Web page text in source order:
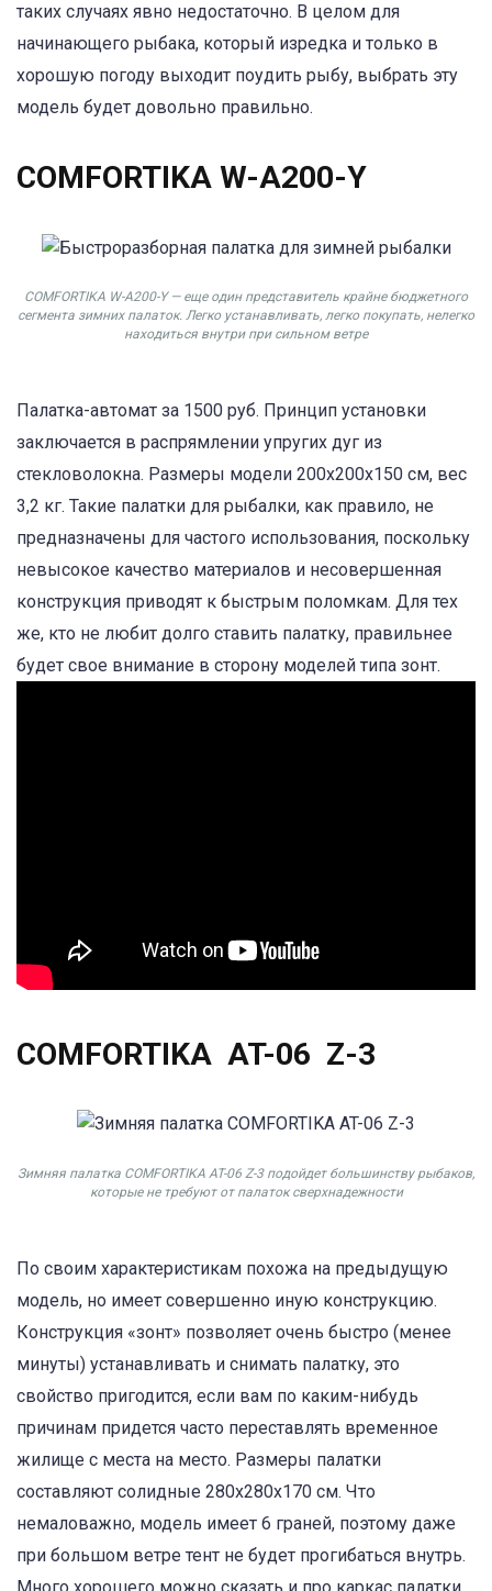
таких случаях явно недостаточно. В целом для
начинающего рыбака, который изредка и только в
хорошую погоду выходит поудить рыбу, выбрать эту
модель будет довольно правильно.
COMFORTIKA W-A200-Y
COMFORTIKA W-A200-Y — еще один представитель крайне бюджетного
сегмента зимних палаток. Легко устанавливать, легко покупать, нелегко
находиться внутри при сильном ветре
Палатка-автомат за 1500 руб. Принцип установки
заключается в распрямлении упругих дуг из
стекловолокна. Размеры модели 200х200х150 см, вес
3,2 кг. Такие палатки для рыбалки, как правило, не
предназначены для частого использования, поскольку
невысокое качество материалов и несовершенная
конструкция приводят к быстрым поломкам. Для тех
же, кто не любит долго ставить палатку, правильнее
будет свое внимание в сторону моделей типа зонт.
COMFORTIKA AT-06 Z-3
Зимняя палатка COMFORTIKA AT-06 Z-3 подойдет большинству рыбаков,
которые не требуют от палаток сверхнадежности
По своим характеристикам похожа на предыдущую
модель, но имеет совершенно иную конструкцию.
Конструкция «зонт» позволяет очень быстро (менее
минуты) устанавливать и снимать палатку, это
свойство пригодится, если вам по каким-нибудь
причинам придется часто переставлять временное
жилище с места на место. Размеры палатки
составляют солидные 280х280х170 см. Что
немаловажно, модель имеет 6 граней, поэтому даже
при большом ветре тент не будет прогибаться внутрь.